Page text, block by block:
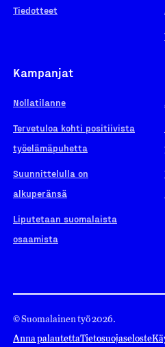
Tiedotteet
Kampanjat
Nollatilanne
Tervetuloa kohti positiivista
työelämäpuhetta
Suunnittelulla on
alkuperänsä
Liputetaan suomalaista
osaamista
© Suomalainen työ 2026.
Anna palautettaTietosuojaseloste